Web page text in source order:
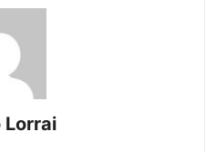
Lorrai